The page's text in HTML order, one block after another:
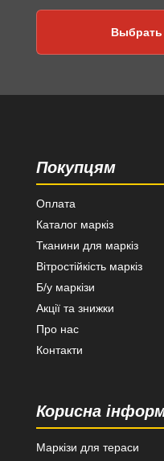
Выбрать
Покупцям
Оплата
Каталог маркіз
Тканини для маркіз
Вітростійкість маркіз
Б/у маркізи
Акції та знижки
Про нас
Контакти
Корисна
Маркізи для тераси